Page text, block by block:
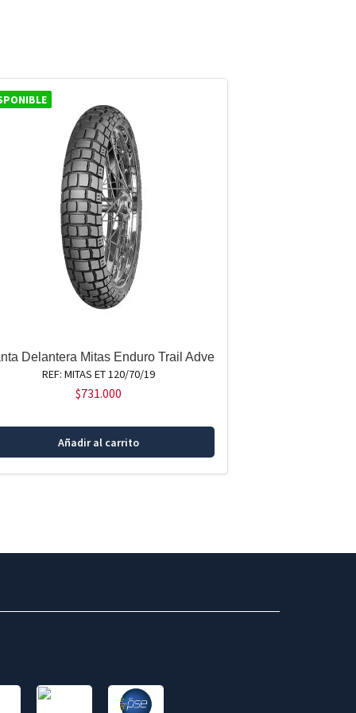
Delantera Mitas Enduro Trail Adve
REF: MITAS ET 120/70/19
$731.000
Añadir al carrito